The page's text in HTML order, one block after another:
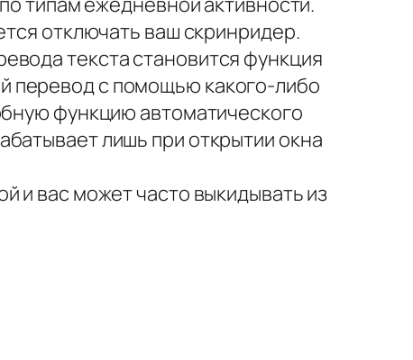
отключать ваш скринридер.
текста становится функция
перевод с помощью какого-либо
функцию автоматического
лишь при открытии окна
и вас может часто выкидывать из